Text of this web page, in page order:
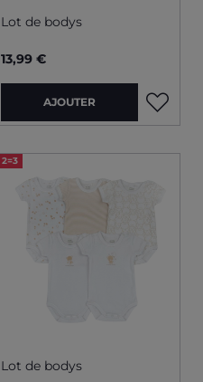
Lot de bodys
13,99 €
AJOUTER
2=3
Lot de bodys